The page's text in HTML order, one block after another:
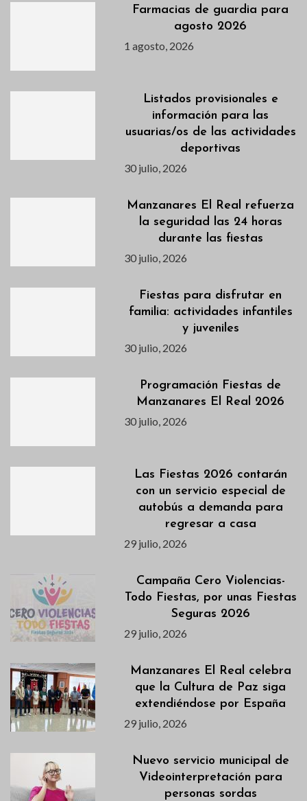
Farmacias de guardia para
agosto 2026
1 agosto, 2026
Listados provisionales e
información para las
usuarias/os de las actividades
deportivas
30 julio, 2026
Manzanares El Real refuerza
la seguridad las 24 horas
durante las fiestas
30 julio, 2026
Fiestas para disfrutar en
familia: actividades infantiles
y juveniles
30 julio, 2026
Programación Fiestas de
Manzanares El Real 2026
30 julio, 2026
Las Fiestas 2026 contarán
con un servicio especial de
autobús a demanda para
regresar a casa
29 julio, 2026
Campaña Cero Violencias-
Todo Fiestas, por unas Fiestas
Seguras 2026
29 julio, 2026
Manzanares El Real celebra
que la Cultura de Paz siga
extendiéndose por España
29 julio, 2026
Nuevo servicio municipal de
Videointerpretación para
personas sordas